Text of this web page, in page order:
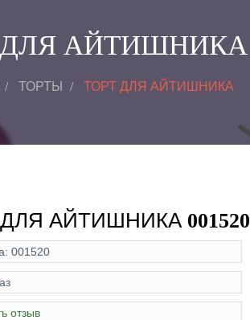
ДЛЯ АЙТИШНИКА
ТОРТЫ ТОРТ ДЛЯ АЙТИШНИКА
АЙТИШНИКА 001520
001520
отзыв